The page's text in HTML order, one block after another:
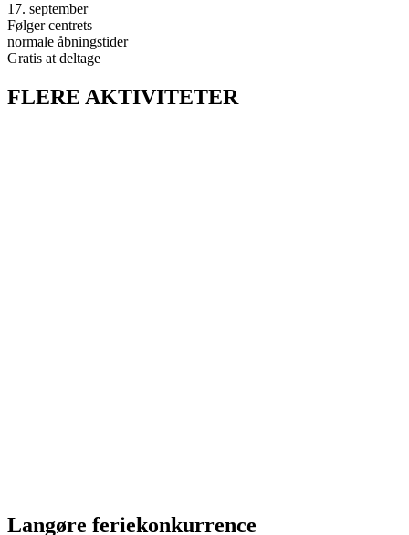
17. september
Følger centrets
normale åbningstider
Gratis at deltage
FLERE AKTIVITETER
Langøre feriekonkurrence